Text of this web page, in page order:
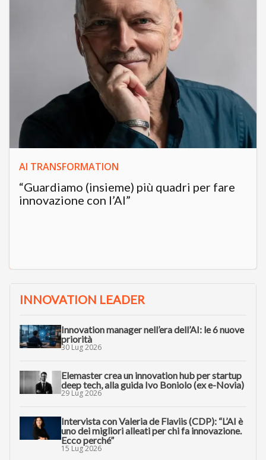
AI TRANSFORMATION
“Guardiamo (insieme) più quadri per fare
innovazione con l’AI”
INNOVATION LEADER
Innovation manager nell’era dell’AI: le 6 nuove
priorità
30 Lug 2026
Elemaster crea un innovation hub per startup
deep tech, alla guida Ivo Boniolo (ex e-Novia)
29 Lug 2026
Intervista con Valeria de Flaviis (CDP): “L’AI è
uno dei migliori alleati per chi fa innovazione.
Ecco perché”
15 Lug 2026